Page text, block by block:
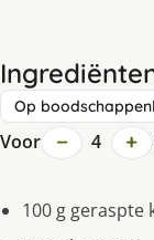
Op
Voor − 4 +
100 g geraspte